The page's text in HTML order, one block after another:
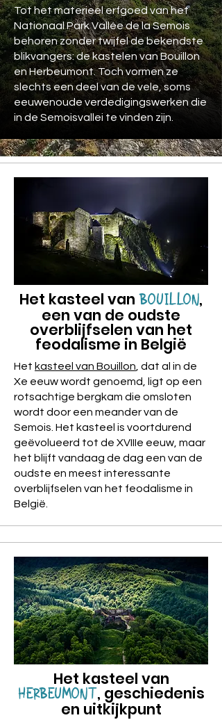
Tot het materieel erfgoed van het
Nationaal Park Vallée de la Semois
behoren zonder twijfel de bekendste
blikvangers: de kastelen van Bouillon
en Herbeumont. Toch vormen ze
slechts een deel van de vele, soms
eeuwenoude verdedigingswerken die
in de Semoisvallei te vinden zijn.
Het kasteel van BOUILLON,
een van de oudste
overblijfselen van het
feodalisme in België
Het kasteel van Bouillon , dat al in de
Xe eeuw wordt genoemd, ligt op een
rotsachtige bergkam die omsloten
wordt door een meander van de
Semois. Het kasteel is voortdurend
geëvolueerd tot de XVIIIe eeuw, maar
het blijft vandaag de dag een van de
oudste en meest interessante
overblijfselen van het feodalisme in
België.
Het kasteel van
HERBEUMONT , geschiedenis
en uitkijkpunt